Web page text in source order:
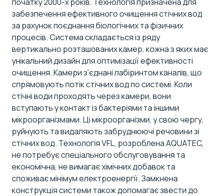
забезпечення ефективного очищення стічних вод
за рахунок поєднання біологічних та фізичних
процесів. Система складається із ряду
вертикально розташованих камер, кожна з яких має
унікальний дизайн для оптимізації ефективності
очищення. Камери з'єднані лабіринтом каналів, що
спрямовують потік стічних вод по системі. Коли
стічні води проходять через камери, вони
вступають у контакт із бактеріями та іншими
мікроорганізмами. Ці мікроорганізми, у свою чергу,
руйнують та видаляють забруднюючі речовини зі
стічних вод. Технологія VFL, розроблена AQUATEC,
не потребує спеціального обслуговування та
економічна, не вимагає хімічних добавок та
споживає мінімум електроенергії. Замкнена
конструкція системи також допомагає звести до